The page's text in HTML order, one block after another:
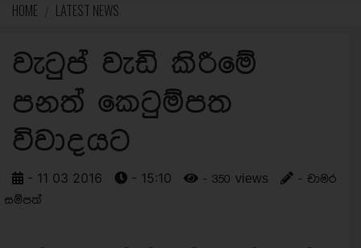
HOME LATEST NEWS
වැටුප් වැඩි කිරීමේ
පනත් කෙටුම්පත
විවාදයට
- 11 03 2016 - 15:10 - 350 views
- චාමර
සම්පත්